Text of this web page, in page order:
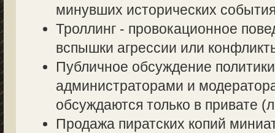
минувших исторических
Троллинг - провокационное
вспышки агрессии или
Публичное обсуждение
администраторами и
обсуждаются только в привате
Продажа пиратских копий